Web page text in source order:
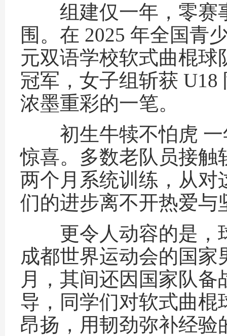
组建仅一年，零赛
围。在 2025 年全国青
元双语学校软式曲棍球
冠军，女子组斩获
浓墨重彩的一笔。
初生牛犊不怕虎 一
惊喜。多数老队员接触
两个月系统训练，从对
们的进步离不开热爱与
更令人动容的是，
成都世界运动会的国
月，其间还因国家队
导，同学们对软式曲棍
昂扬，用韧劲弥补经验